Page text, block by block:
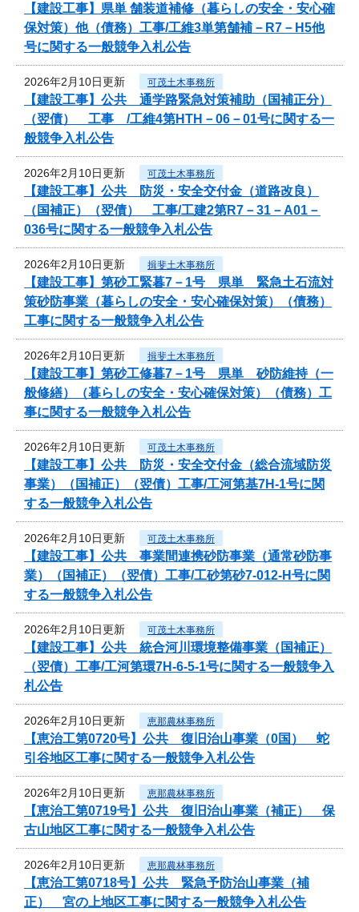
【建設工事】県単 舗装道補修（暮らしの安全・安心確
保対策）他（債務）工事/工維3単第舗補－R7－H5他
号に関する一般競争入札公告
2026年2月10日更新 可茂土木事務所
【建設工事】公共 通学路緊急対策補助（国補正分）
（翌債） 工事 /工維4第HTH－06－01号に関する一
般競争入札公告
2026年2月10日更新 可茂土木事務所
【建設工事】公共 防災・安全交付金（道路改良）
（国補正）（翌債） 工事/工建2第R7－31－A01－
036号に関する一般競争入札公告
2026年2月10日更新 揖斐土木事務所
【建設工事】第砂工緊暮7－1号 県単 緊急土石流対
策砂防事業（暮らしの安全・安心確保対策）（債務）
工事に関する一般競争入札公告
2026年2月10日更新 揖斐土木事務所
【建設工事】第砂工修暮7－1号 県単 砂防維持（一
般修繕）（暮らしの安全・安心確保対策）（債務）工
事に関する一般競争入札公告
2026年2月10日更新 可茂土木事務所
【建設工事】公共 防災・安全交付金（総合流域防災
事業）（国補正）（翌債）工事/工河第基7H-1号に関
する一般競争入札公告
2026年2月10日更新 可茂土木事務所
【建設工事】公共 事業間連携砂防事業（通常砂防事
業）（国補正）（翌債）工事/工砂第砂7-012‐H号に関
する一般競争入札公告
2026年2月10日更新 可茂土木事務所
【建設工事】公共 統合河川環境整備事業（国補正）
（翌債）工事/工河第環7H-6-5-1号に関する一般競争入
札公告
2026年2月10日更新 恵那農林事務所
【恵治工第0720号】公共 復旧治山事業（0国） 蛇
引谷地区工事に関する一般競争入札公告
2026年2月10日更新 恵那農林事務所
【恵治工第0719号】公共 復旧治山事業（補正） 保
古山地区工事に関する一般競争入札公告
2026年2月10日更新 恵那農林事務所
【恵治工第0718号】公共 緊急予防治山事業（補
正） 宮の上地区工事に関する一般競争入札公告